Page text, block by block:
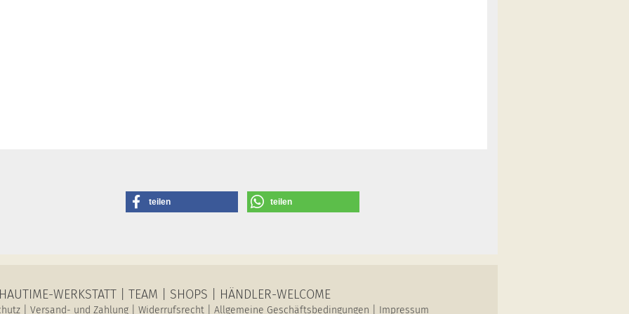
teilen teilen
WERKSTATT| TEAM SHOPS HÄNDLER-WELCOME
Versand- und Zahlung Widerrufsrecht Allgemeine Geschäftsbedingungen Impressum